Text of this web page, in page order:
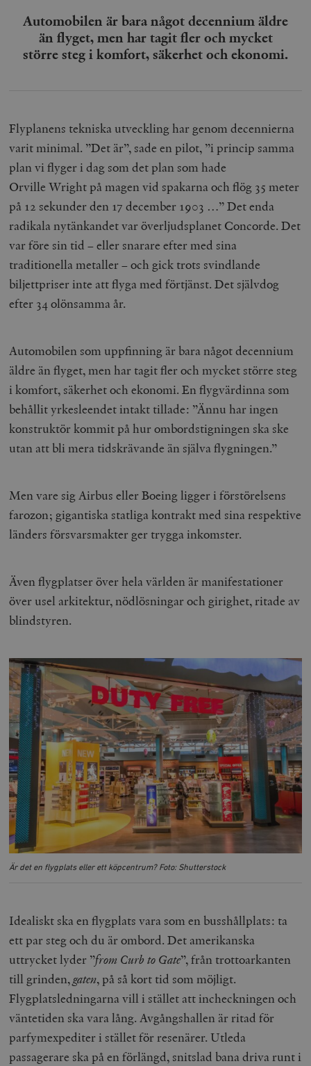
Automobilen är bara något decennium äldre
än flyget, men har tagit fler och mycket
större steg i komfort, säkerhet och ekonomi.
Flyplanens tekniska utveckling har genom decennierna
varit minimal. ”Det är”, sade en pilot, ”i princip samma
plan vi flyger i dag som det plan som hade
Orville Wright på magen vid spakarna och flög 35 meter
på 12 sekunder den 17 december 1903 …” Det enda
radikala nytänkandet var överljudsplanet Concorde. Det
var före sin tid – eller snarare efter med sina
traditionella metaller – och gick trots svindlande
biljettpriser inte att flyga med förtjänst. Det självdog
efter 34 olönsamma år.
Automobilen som uppfinning är bara något decennium
äldre än flyget, men har tagit fler och mycket större steg
i komfort, säkerhet och ekonomi. En flygvärdinna som
behållit yrkesleendet intakt tillade: ”Ännu har ingen
konstruktör kommit på hur ombordstigningen ska ske
utan att bli mera tidskrävande än själva flygningen.”
Men vare sig Airbus eller Boeing ligger i förstörelsens
farozon; gigantiska statliga kontrakt med sina respektive
länders försvarsmakter ger trygga inkomster.
Även flygplatser över hela världen är manifestationer
över usel arkitektur, nödlösningar och girighet, ritade av
blindstyren.
Är det en flygplats eller ett köpcentrum? Foto: Shutterstock
Idealiskt ska en flygplats vara som en busshållplats: ta
ett par steg och du är ombord. Det amerikanska
uttrycket lyder ”from Curb to Gate”, från trottoarkanten
till grinden,gaten, på så kort tid som möjligt.
Flygplatsledningarna vill i stället att incheckningen och
väntetiden ska vara lång. Avgångshallen är ritad för
parfymexpediter i stället för resenärer. Utleda
passagerare ska på en förlängd, snitslad bana driva runt i